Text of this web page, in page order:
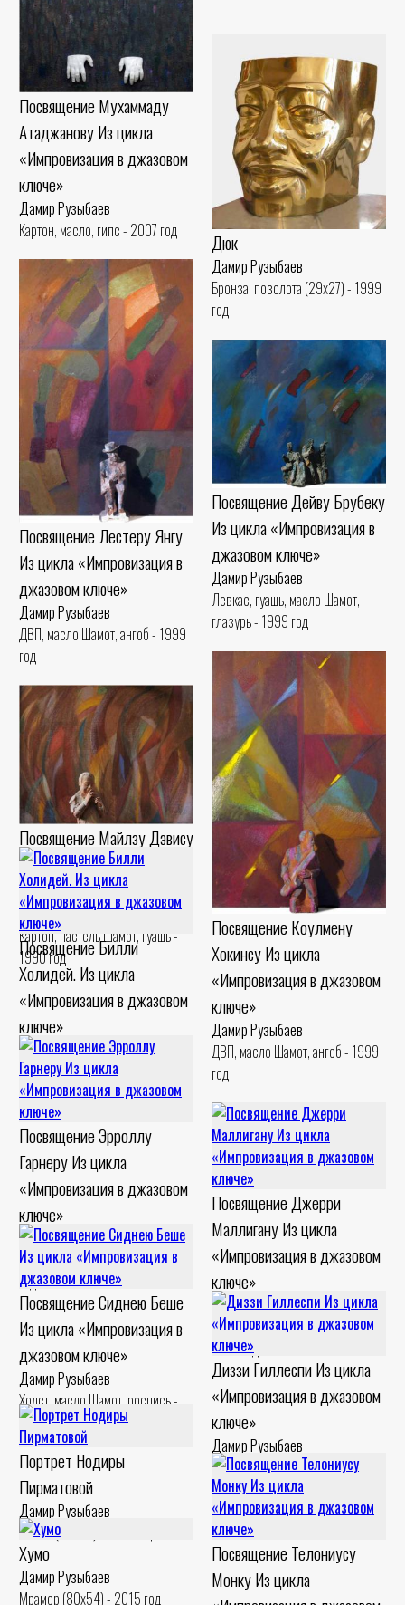
Посвящение Мухаммаду
Атаджанову Из цикла
«Импровизация в джазовом
ключе»
Дамир Рузыбаев
Картон, масло, гипс - 2007 год
Дюк
Дамир Рузыбаев
Бронза, позолота (29x27) - 1999
год
Посвящение Лестеру Янгу
Из цикла «Импровизация в
джазовом ключе»
Дамир Рузыбаев
ДВП, масло Шамот, ангоб - 1999
год
Посвящение Дейву Брубеку
Из цикла «Импровизация в
джазовом ключе»
Дамир Рузыбаев
Левкас, гуашь, масло Шамот,
глазурь - 1999 год
Посвящение Коулмену
Хокинсу Из цикла
«Импровизация в джазовом
ключе»
Дамир Рузыбаев
ДВП, масло Шамот, ангоб - 1999
год
Посвящение Майлзу Дэвису
Из цикла «Импровизация в
джазовом ключе»
Дамир Рузыбаев
Картон, пастель Шамот, гуашь -
1990 год
Посвящение Билли
Холидей. Из цикла
«Импровизация в джазовом
ключе»
Дамир Рузыбаев
Холст, масло Шамот, ангоб - 1999
год
Посвящение Эрроллу
Гарнеру Из цикла
«Импровизация в джазовом
ключе»
Дамир Рузыбаев
Холст, масло Шамот, ангоб - 1994
год
Посвящение Джерри
Маллигану Из цикла
«Импровизация в джазовом
ключе»
Дамир Рузыбаев
Картон, левкас Шамот, ангоб -
1994 год
Посвящение Сиднею Беше
Из цикла «Импровизация в
джазовом ключе»
Дамир Рузыбаев
Холст, масло Шамот, роспись -
1994 год
Диззи Гиллеспи Из цикла
«Импровизация в джазовом
ключе»
Дамир Рузыбаев
Холст, масло Шамот, ангобы,
роспись - 1993 год
Портрет Нодиры
Пирматовой
Дамир Рузыбаев
Шамот (48x25) - 2017 год
Посвящение Телониусу
Монку Из цикла
Хумо
Дамир Рузыбаев
Мрамор (80x54) - 2015 год